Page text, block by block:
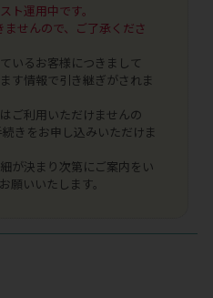
ト運用中です。
せんので、ご了承くださ
いるお客様につきまして
す情報で引き継ぎがされま
ご利用いただけませんの
きをお申し込みいただけま
が決まり次第にご案内をい
願いいたします。